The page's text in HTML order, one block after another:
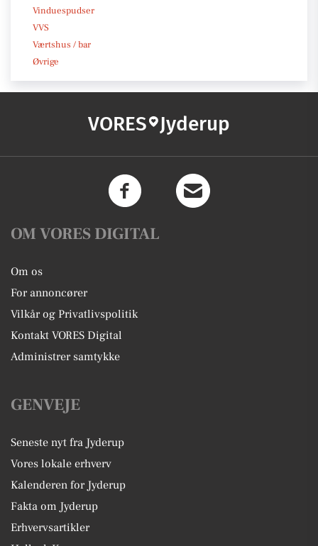
Vinduespudser
VVS
Værtshus / bar
Øvrige
VORES Jyderup
OM VORES DIGITAL
Om os
For annoncører
Vilkår og Privatlivspolitik
Kontakt VORES Digital
Administrer samtykke
GENVEJE
Seneste nyt fra Jyderup
Vores lokale erhverv
Kalenderen for Jyderup
Fakta om Jyderup
Erhvervsartikler